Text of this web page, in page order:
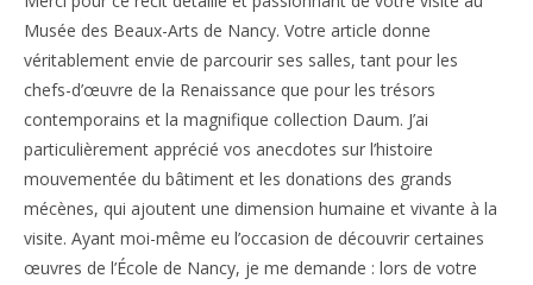
Musée des Beaux-Arts de Nancy. Votre article donne
véritablement envie de parcourir ses salles, tant pour les
chefs-d’œuvre de la Renaissance que pour les trésors
contemporains et la magnifique collection Daum. J’ai
particulièrement apprécié vos anecdotes sur l’histoire
mouvementée du bâtiment et les donations des grands
mécènes, qui ajoutent une dimension humaine et vivante à la
visite. Ayant moi-même eu l’occasion de découvrir certaines
œuvres de l’École de Nancy, je me demande : lors de votre